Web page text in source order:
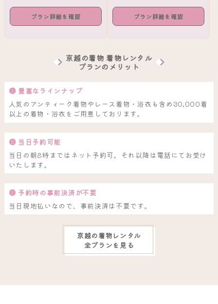
プラン詳細を確認 プラン詳細を確認
京越の着物 着物レンタル
プランのメリット
❶ 豊富なラインナップ
人気のアンティーク着物やレース着物・浴衣も含め30,000着
以上の着物・浴衣をご用意しております。
❷ 当日予約可能
当日の朝8時まではネット予約可。それ以降は電話にてお受け
いたします。
❸ 予約時の事前決済が不要
当日現地払いなので、事前決済は不要です。
京越の着物レンタル
全プランを見る